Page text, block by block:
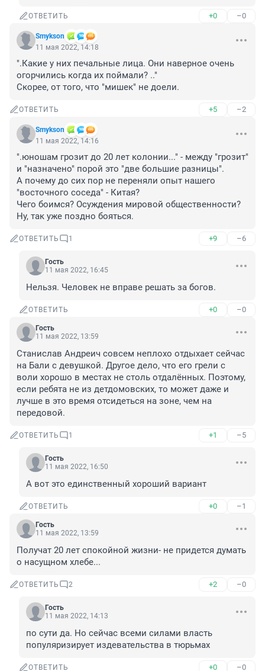
ОТВЕТИТЬ +0 –0
Smykson
11 мая 2022, 14:18
".Какие у них печальные лица. Они наверное очень
огорчились когда их поймали? .."
Скорее, от того, что "мишек" не доели.
ОТВЕТИТЬ +5 –2
Smykson
11 мая 2022, 14:16
".юношам грозит до 20 лет колонии..." - между "грозит"
и "назначено" порой это "две большие разницы".
А почему до сих пор не переняли опыт нашего
"восточного соседа" - Китая?
Чего боимся? Осуждения мировой общественности?
Ну, так уже поздно бояться.
ОТВЕТИТЬ 1 +9 –6
Гость
11 мая 2022, 16:45
Нельзя. Человек не вправе решать за богов.
ОТВЕТИТЬ +0 –0
Гость
11 мая 2022, 13:59
Станислав Андреич совсем неплохо отдыхает сейчас
на Бали с девушкой. Другое дело, что его грели с
воли хорошо в местах не столь отдалённых. Поэтому,
если ребята не из детдомовских, то может даже и
лучше в это время отсидеться на зоне, чем на
передовой.
ОТВЕТИТЬ 1 +1 –5
Гость
11 мая 2022, 16:50
А вот это единственный хороший вариант
ОТВЕТИТЬ +0 –1
Гость
11 мая 2022, 13:59
Получат 20 лет спокойной жизни- не придется думать
о насущном хлебе...
ОТВЕТИТЬ 2 +2 –0
Гость
11 мая 2022, 14:13
по сути да. Но сейчас всеми силами власть
популяризирует издевательства в тюрьмах
ОТВЕТИТЬ +0 –0